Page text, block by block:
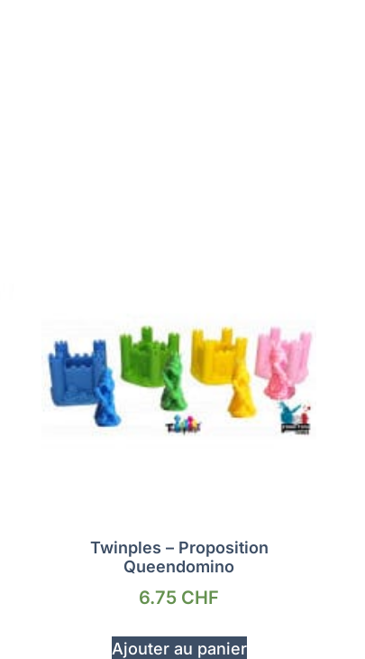
Twinples – Proposition
Queendomino
6.75 CHF
Ajouter au panier